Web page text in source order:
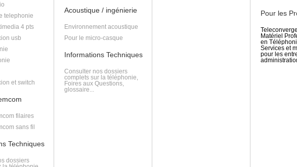
telephonie
4 pts
usb
et switch
filaires
sans fil
Techniques
dossiers
Acoustique / ingénierie
Environnement acoustique
Pour le micro-casque
Informations Techniques
Consulter nos dossiers
complets sur la téléphonie,
Foires aux Questions,
glossaire...
Pour les
Matériel
en
Services et
pour les